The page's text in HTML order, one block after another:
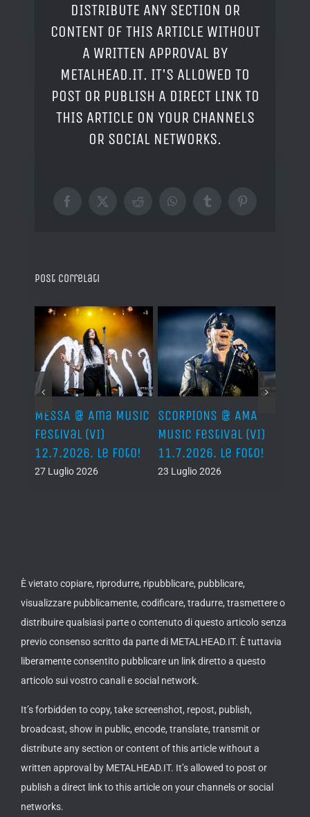
DISTRIBUTE ANY SECTION OR
CONTENT OF THIS ARTICLE WITHOUT
A WRITTEN APPROVAL BY
METALHEAD.IT. IT'S ALLOWED TO
POST OR PUBLISH A DIRECT LINK TO
THIS ARTICLE ON YOUR CHANNELS
OR SOCIAL NETWORKS.
Facebook
X RedditWhatsAppTumblrPinterest
Post correlati
MESSA @ Ama Music
Festival (VI)
12.7.2026. Le Foto!
27 Luglio 2026
SCORPIONS @ AMA
Music Festival (VI)
11.7.2026. Le Foto!
23 Luglio 2026
È vietato copiare, riprodurre, ripubblicare, pubblicare,
visualizzare pubblicamente, codificare, tradurre, trasmettere o
distribuire qualsiasi parte o contenuto di questo articolo senza
previo consenso scritto da parte di METALHEAD.IT. È tuttavia
liberamente consentito pubblicare un link diretto a questo
articolo sui vostro canali e social network.
It’s forbidden to copy, take screenshot, repost, publish,
broadcast, show in public, encode, translate, transmit or
distribute any section or content of this article without a
written approval by METALHEAD.IT. It’s allowed to post or
publish a direct link to this article on your channels or social
networks.